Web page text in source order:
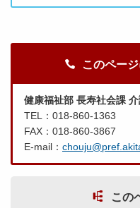
このペー
健康福祉部 長寿社会課
TEL：018-860-1363
FAX：018-860-3867
E-mail：
この